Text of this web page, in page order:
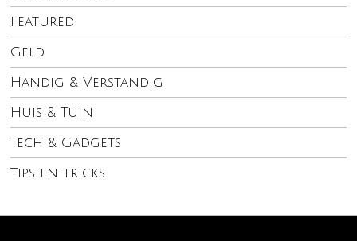
Featured
Geld
Handig & Verstandig
Huis & Tuin
Tech & Gadgets
Tips en tricks